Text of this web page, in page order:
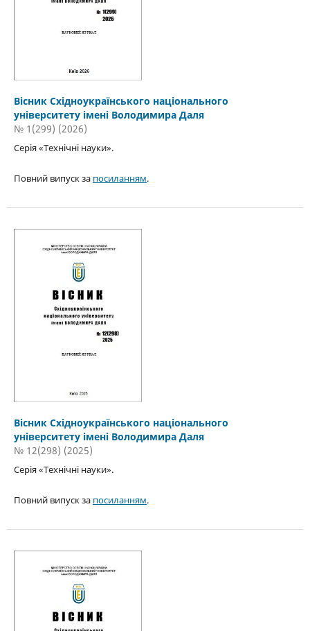
Вісник Східноукраїнського національного
університету імені Володимира Даля
№ 1(299) (2026)
Серія «Технічні науки».
Повний випуск за посиланням.
Вісник Східноукраїнського національного
університету імені Володимира Даля
№ 12(298) (2025)
Серія «Технічні науки».
Повний випуск за посиланням.